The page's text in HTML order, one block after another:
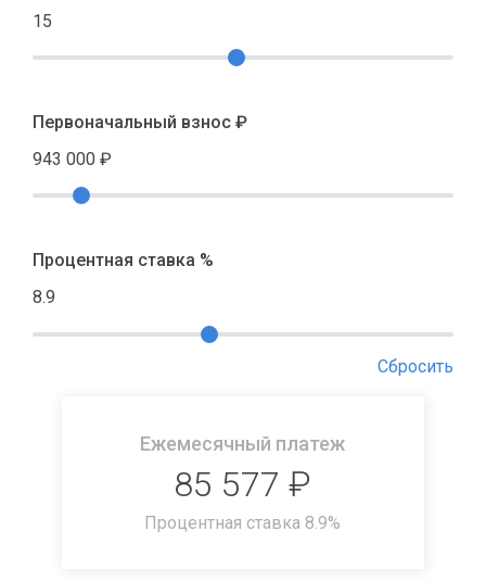
15
Первоначальный взнос ₽
943 000 ₽
Процентная ставка %
8.9
Сбросить
Ежемесячный платеж
85 577 ₽
Процентная ставка 8.9%